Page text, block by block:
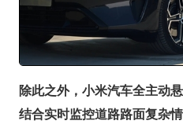
除此之外，小米汽车全主动
结合实时监控道路路面复杂